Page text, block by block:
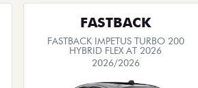
FASTBACK
FASTBACK IMPETUS TURBO 200
HYBRID FLEX AT 2026
2026/2026